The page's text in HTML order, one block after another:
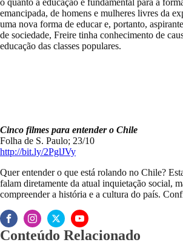
o quanto a educação é fundamental para a
emancipada, de homens e mulheres livres da
uma nova forma de educar e, portanto,
de sociedade, Freire tinha conhecimento de
educação das classes populares.
Cinco filmes para entender o Chile
Folha de S. Paulo; 23/10
http://bit.ly/2PglJVy
Quer entender o que está rolando no Chile?
falam diretamente da atual inquietação social,
compreender a história e a cultura do país.
Conteúdo Relacionado